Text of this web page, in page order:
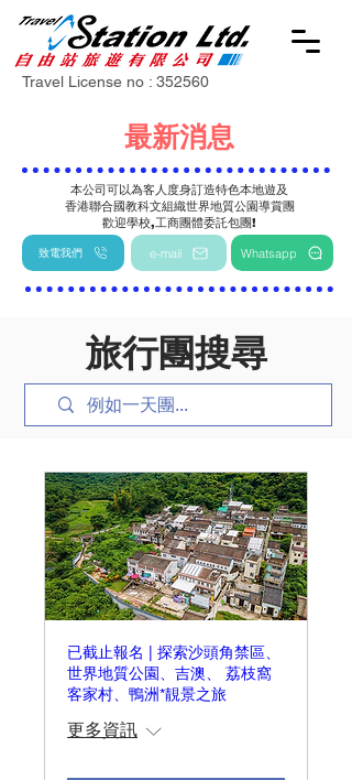
Travel License no : 352560
最新消息
本公司可以為客人度身訂造特色本地遊及
香港聯合國教科文組織世界地質公園導賞團
歡迎學校,工商團體委託包團!
致電我們 e-mail Whatsapp
旅行團搜尋
已截止報名 | 探索沙頭角禁區、
世界地質公園、吉澳、 荔枝窩
客家村、鴨洲*靚景之旅
更多資訊